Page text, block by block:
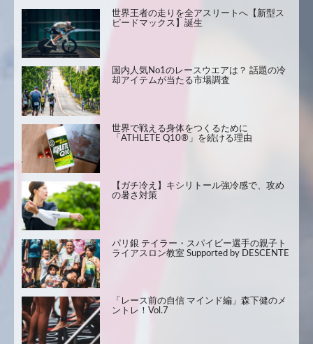
世界王者の走りを全アスリートへ【新型ス
ピードマックス】誕生
国内人気No1のレースウエアは？ 話題の冷
却アイテムが当たる市場調査
世界で戦える身体をつくるために
「ATHLETE Q10®」を続ける理由
【ガチ冷え】キシリトール強冷感で、攻め
の暑さ対策
パリ銀 テイラー・スパイビー選手の親子ト
ライアスロン教室 Supported by DESCENTE
「レース前の自信 マインド編」森下健のメ
ントレ！Vol.7